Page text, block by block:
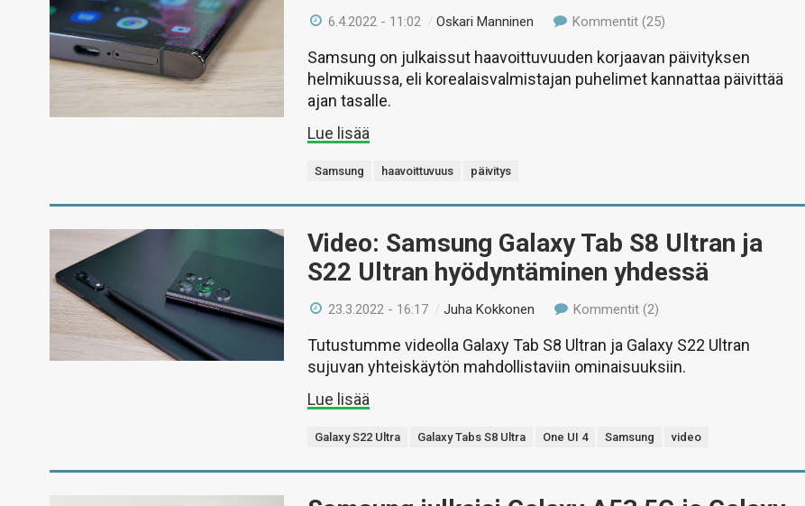
6.4.2022 - 11:02 /Oskari Manninen Kommentit (25)
Samsung on julkaissut haavoittuvuuden korjaavan päivityksen
helmikuussa, eli korealaisvalmistajan puhelimet kannattaa päivittää
ajan tasalle.
Lue lisää
Samsung haavoittuvuus päivitys
Video: Samsung Galaxy Tab S8 Ultran ja
S22 Ultran hyödyntäminen yhdessä
23.3.2022 - 16:17 /Juha Kokkonen Kommentit (2)
Tutustumme videolla Galaxy Tab S8 Ultran ja Galaxy S22 Ultran
sujuvan yhteiskäytön mahdollistaviin ominaisuuksiin.
Lue lisää
Galaxy S22 Ultra Galaxy Tabs S8 Ultra One UI 4 Samsung video